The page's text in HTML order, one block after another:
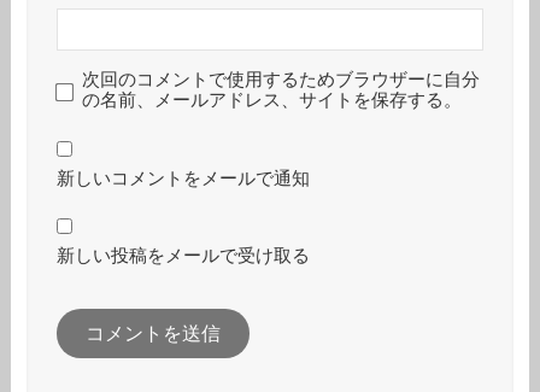
次回のコメントで使用するためブラウザーに自分
の名前、メールアドレス、サイトを保存する。
新しいコメントをメールで通知
新しい投稿をメールで受け取る